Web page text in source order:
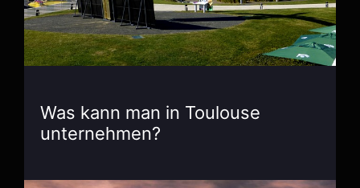
Was kann man in Toulouse
unternehmen?